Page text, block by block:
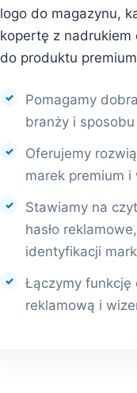
logo do magazynu,
kopertę z nadrukiem
do produktu
Pomagamy
branży i
Oferujemy
marek premium i
Stawiamy na
hasło
identyfikacji
Łączymy funkcję
reklamową i